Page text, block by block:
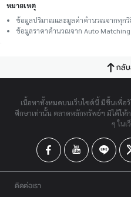
หมายเหตุ
ข้อมูลปริมาณและมูลค่าคำนวณจากทุกวิ
ข้อมูลราคาคำนวณจาก Auto
กลั
เนื้อหาทั้งหมดบนเว็บไซต์นี้ มีขึ้นเพื่อ
ศึกษาเท่านั้น ตลาดหลักทรัพย์ฯ มิได้ให้
ๆ ในเ
ติดต่อเรา